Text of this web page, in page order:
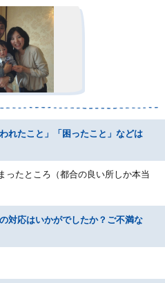
れたこと」「困ったこと」などは
ったところ（都合の良い所しか本当
対応はいかがでしたか？ご不満な